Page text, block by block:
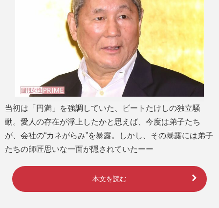
e
当初は「円満」を強調していた、ビートたけしの独立騒
動。愛人の存在が浮上したかと思えば、今度は弟子たち
が、会社の“カネがらみ”を暴露。しかし、その暴露には弟子
たちの師匠思いな一面が隠されていたーー
本文を読む